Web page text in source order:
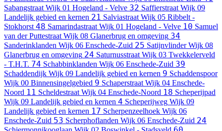
Sabangstraat Wijk 01 Hogeland - Velve 32 Saffierstraat Wijk 09
Landelijk gebied en kernen 21 Salviastraat Wijk 05 Ribbelt -
Stokhorst 48 Samarindastraat Wijk 01 Hogeland - Velve 10 Samuel
van der Puttestraat Wijk 08 Glanerbrug en omgeving 34
Sanderinklanden Wijk 06 Enschede-Zuid 25 Satijnvlinder Wijk 08
Glanerbrug en omgeving 24 Saturnusstraat Wijk 03 Twekkelerveld
- T.H.T. 74 Schabbinklanden Wijk 06 Enschede-Zuid 39
Schaddendijk Wijk 09 Landelijk gebied en kernen 9 Schaddenspoor
Wijk 00 Binnensingelgebied 9 Schaperstraat Wijk 04 Enschede-
Noord 11 Scheldestraat Wijk 04 Enschede-Noord 18 Scheperijpad
Wijk 09 Landelijk gebied en kernen 4 Scheperijweg Wijk 09
Landelijk gebied en kernen 17 Scherpenzeelhoek Wijk 06
Enschede-Zuid 53 Scherphoflanden Wijk 06 Enschede-Zuid 24